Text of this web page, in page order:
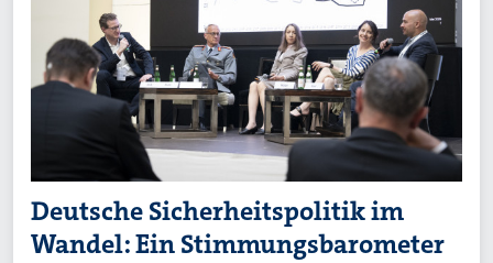
Deutsche Sicherheitspolitik im
Wandel: Ein Stimmungsbarometer